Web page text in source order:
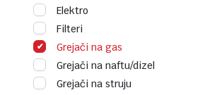
Elektro
Filteri
Grejači na gas
Grejači na naftu/dizel
Grejači na struju